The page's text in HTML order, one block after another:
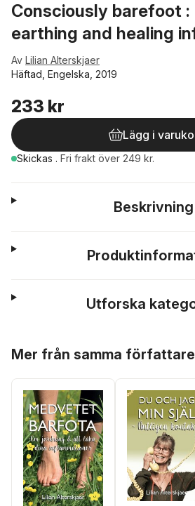
Consciously barefoot
earthing and healing
Av Lilian Alterskjaer
Häftad, Engelska, 2019
233 kr
Lägg i
Skickas . Fri frakt över 249 kr.
Beskrivning
Utforska
Mer från samma författare